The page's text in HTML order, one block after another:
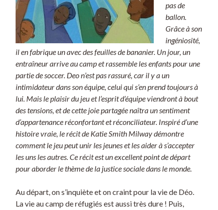
pas de
ballon.
Grâce à son
ingéniosité,
il en fabrique un avec des feuilles de bananier. Un jour, un
entraîneur arrive au camp et rassemble les enfants pour une
partie de soccer. Deo n’est pas rassuré, car il y a un
intimidateur dans son équipe, celui qui s’en prend toujours à
lui. Mais le plaisir du jeu et l’esprit d’équipe viendront à bout
des tensions, et de cette joie partagée naîtra un sentiment
d’appartenance réconfortant et réconciliateur. Inspiré d’une
histoire vraie, le récit de Katie Smith Milway démontre
comment le jeu peut unir les jeunes et les aider à s’accepter
les uns les autres. Ce récit est un excellent point de départ
pour aborder le thème de la justice sociale dans le monde.
Au départ, on s’inquiète et on craint pour la vie de Déo.
La vie au camp de réfugiés est aussi très dure ! Puis,